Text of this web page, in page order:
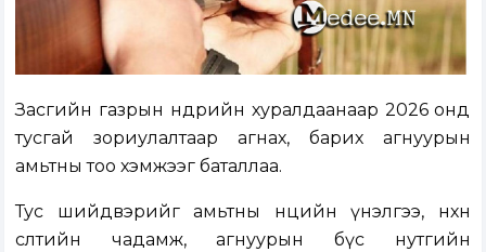
Засгийн газрын өнөөдрийн хуралдаанаар 2026 онд
тусгай зориулалтаар агнах, барих агнуурын
амьтны тоо хэмжээг баталлаа.
Тус шийдвэрийг амьтны нөөцийн үнэлгээ, нөхөн
өсөлтийн чадамж, агнуурын бүс нутгийн